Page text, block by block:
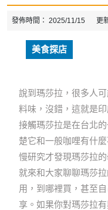
發佈時間： 2025/11/15 更
美食探店
說到瑪莎拉，很多人
料味，沒錯，這就是
接觸瑪莎拉是在台北
楚它和一般咖哩有什
慢研究才發現瑪莎拉
就來和大家聊聊瑪莎
用，到哪裡買，甚至
享。如果你對瑪莎拉